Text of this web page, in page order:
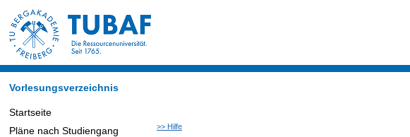
Vorlesungsverzeichnis
Startseite
Pläne nach Studiengang
>> Hilfe